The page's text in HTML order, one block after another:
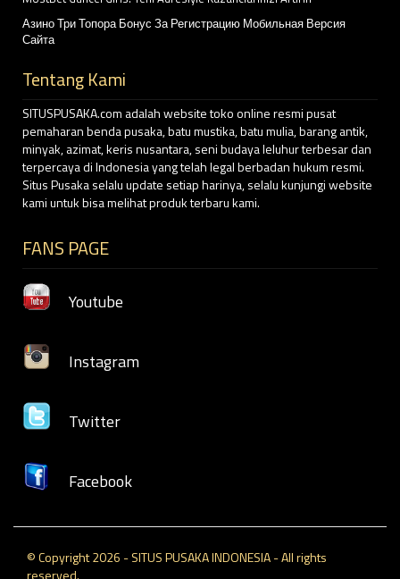
Азино Три Топора Бонус За Регистрацию Мобильная Версия
Сайта
Tentang Kami
SITUSPUSAKA.com adalah website toko online resmi pusat
pemaharan benda pusaka, batu mustika, batu mulia, barang antik,
minyak, azimat, keris nusantara, seni budaya leluhur terbesar dan
terpercaya di Indonesia yang telah legal berbadan hukum resmi.
Situs Pusaka selalu update setiap harinya, selalu kunjungi website
kami untuk bisa melihat produk terbaru kami.
FANS PAGE
Youtube
Instagram
Twitter
Facebook
© Copyright 2026 - SITUS PUSAKA INDONESIA - All rights
reserved.